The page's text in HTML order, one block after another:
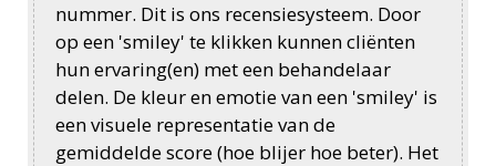
nummer. Dit is ons recensiesysteem. Door
op een 'smiley' te klikken kunnen cliënten
hun ervaring(en) met een behandelaar
delen. De kleur en emotie van een 'smiley' is
een visuele representatie van de
gemiddelde score (hoe blijer hoe beter). Het